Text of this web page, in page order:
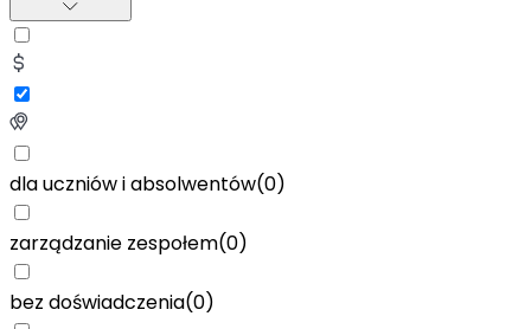
dla uczniów i absolwentów(0)
zarządzanie zespołem(0)
bez doświadczenia(0)